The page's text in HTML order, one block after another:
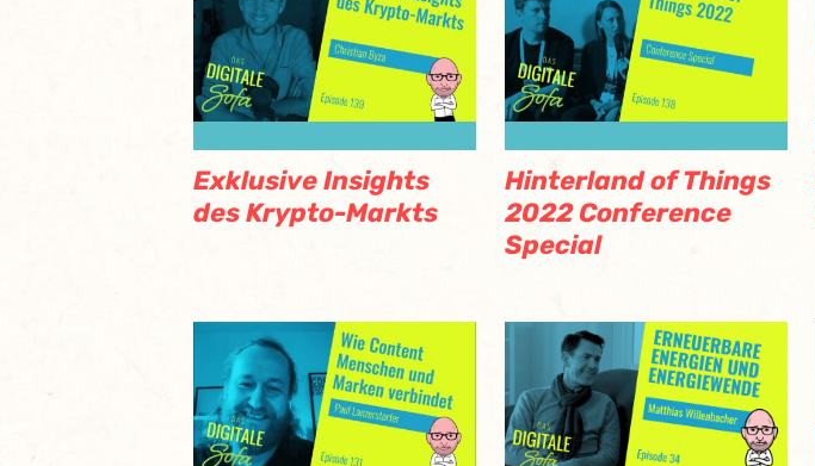
Exklusive Insights
des Krypto-Markts
Hinterland of Things
2022 Conference
Special